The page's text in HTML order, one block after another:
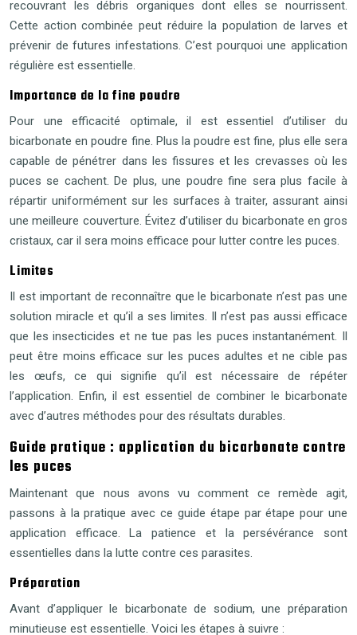
recouvrant les débris organiques dont elles se nourrissent.
Cette action combinée peut réduire la population de larves et
prévenir de futures infestations. C’est pourquoi une application
régulière est essentielle.
Importance de la fine poudre
Pour une efficacité optimale, il est essentiel d’utiliser du
bicarbonate en poudre fine. Plus la poudre est fine, plus elle sera
capable de pénétrer dans les fissures et les crevasses où les
puces se cachent. De plus, une poudre fine sera plus facile à
répartir uniformément sur les surfaces à traiter, assurant ainsi
une meilleure couverture. Évitez d’utiliser du bicarbonate en gros
cristaux, car il sera moins efficace pour lutter contre les puces.
Limites
Il est important de reconnaître que le bicarbonate n’est pas une
solution miracle et qu’il a ses limites. Il n’est pas aussi efficace
que les insecticides et ne tue pas les puces instantanément. Il
peut être moins efficace sur les puces adultes et ne cible pas
les œufs, ce qui signifie qu’il est nécessaire de répéter
l’application. Enfin, il est essentiel de combiner le bicarbonate
avec d’autres méthodes pour des résultats durables.
Guide pratique : application du bicarbonate contre
les puces
Maintenant que nous avons vu comment ce remède agit,
passons à la pratique avec ce guide étape par étape pour une
application efficace. La patience et la persévérance sont
essentielles dans la lutte contre ces parasites.
Préparation
Avant d’appliquer le bicarbonate de sodium, une préparation
minutieuse est essentielle. Voici les étapes à suivre :